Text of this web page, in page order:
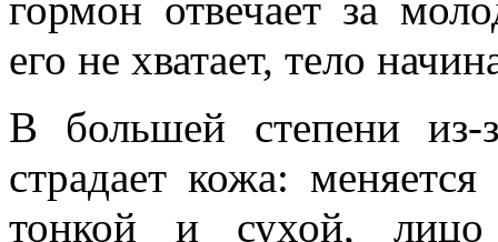
его не хватает, тело
В большей степени из-
страдает кожа:
тонкой и сухой, лицо